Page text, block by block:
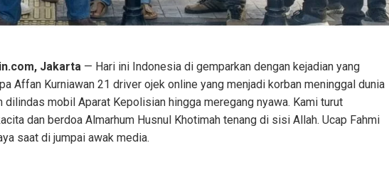
Jakarta — Hari ini Indonesia di gemparkan dengan kejadian yang
Affan Kurniawan 21 driver ojek online yang menjadi korban meninggal dunia
dilindas mobil Aparat Kepolisian hingga meregang nyawa. Kami turut
dan berdoa Almarhum Husnul Khotimah tenang di sisi Allah. Ucap Fahmi
saat di jumpai awak media.